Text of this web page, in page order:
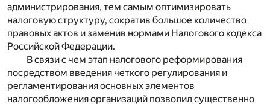
администрирования, тем самым оптимизировать
налоговую структуру, сократив большое количество
правовых актов и заменив нормами Налогового кодекса
Российской Федерации.
В связи с чем этап налогового реформирования
посредством введения четкого регулирования и
регламентирования основных элементов
налогообложения организаций позволил существенно